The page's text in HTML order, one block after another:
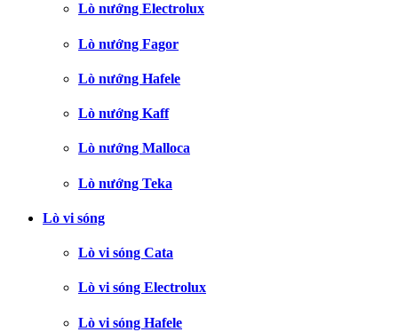
Lò nướng Electrolux
Lò nướng Fagor
Lò nướng Hafele
Lò nướng Kaff
Lò nướng Malloca
Lò nướng Teka
Lò vi sóng
Lò vi sóng Cata
Lò vi sóng Electrolux
Lò vi sóng Hafele